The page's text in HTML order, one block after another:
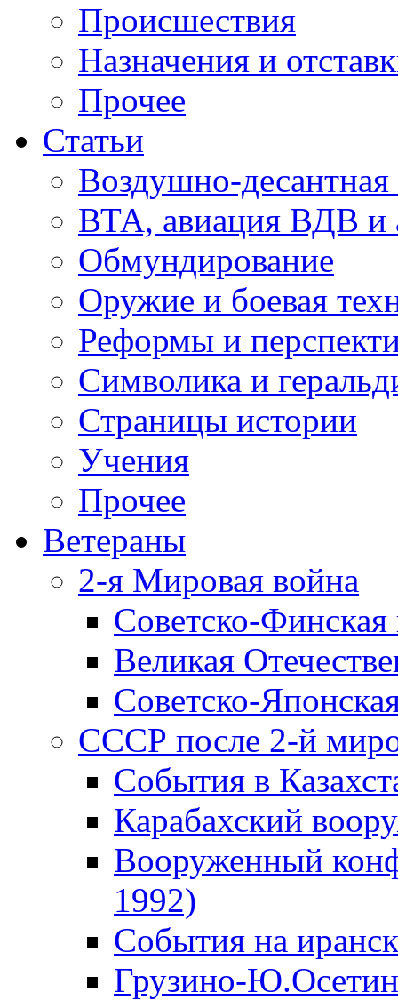
Происшествия
Назначения и
Прочее
Статьи
Воздушно-десантная
ВТА, авиация ВДВ и
Обмундирование
Оружие и боевая
Реформы и
Символика и
Страницы истории
Учения
Прочее
Ветераны
2-я Мировая война
Советско-
Великая
Советско-
СССР после 2-й
События в
Карабахский
Вооруженный
1992)
События на
Грузино-